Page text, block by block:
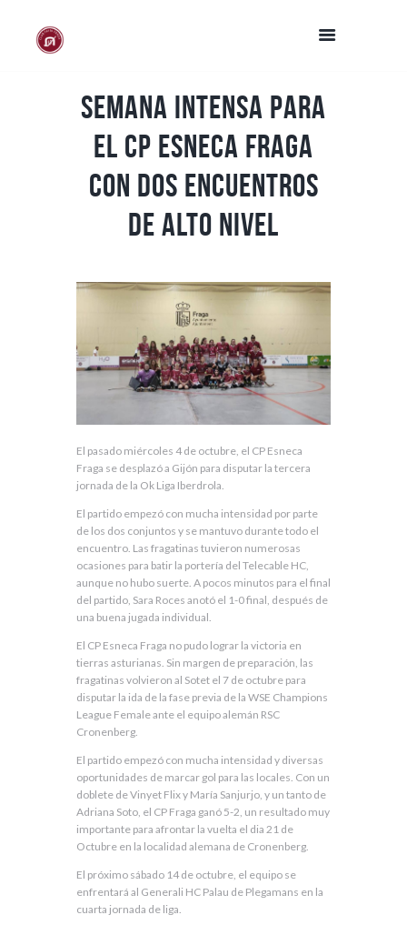
Semana intensa para
el CP Esneca Fraga
con dos encuentros
de alto nivel
El pasado miércoles 4 de octubre, el CP Esneca
Fraga se desplazó a Gijón para disputar la tercera
jornada de la Ok Liga Iberdrola.
El partido empezó con mucha intensidad por parte
de los dos conjuntos y se mantuvo durante todo el
encuentro. Las fragatinas tuvieron numerosas
ocasiones para batir la portería del Telecable HC,
aunque no hubo suerte. A pocos minutos para el final
del partido, Sara Roces anotó el 1-0 final, después de
una buena jugada individual.
El CP Esneca Fraga no pudo lograr la victoria en
tierras asturianas. Sin margen de preparación, las
fragatinas volvieron al Sotet el 7 de octubre para
disputar la ida de la fase previa de la WSE Champions
League Female ante el equipo alemán RSC
Cronenberg.
El partido empezó con mucha intensidad y diversas
oportunidades de marcar gol para las locales. Con un
doblete de Vinyet Flix y María Sanjurjo, y un tanto de
Adriana Soto, el CP Fraga ganó 5-2, un resultado muy
importante para afrontar la vuelta el dia 21 de
Octubre en la localidad alemana de Cronenberg.
El próximo sábado 14 de octubre, el equipo se
enfrentará al Generali HC Palau de Plegamans en la
cuarta jornada de liga.